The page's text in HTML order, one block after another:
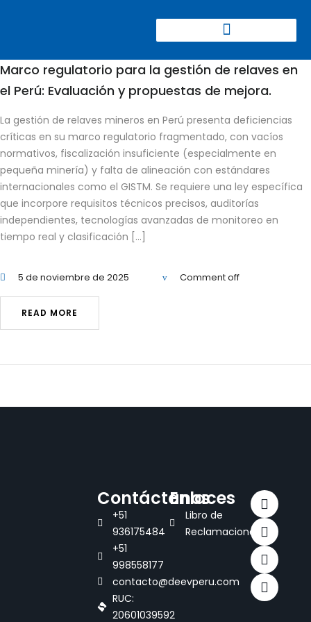
Marco regulatorio para la gestión de relaves en
el Perú: Evaluación y propuestas de mejora.
La gestión de relaves mineros en Perú presenta deficiencias
críticas en su marco regulatorio fragmentado, con vacíos
normativos, fiscalización insuficiente (especialmente en
pequeña minería) y falta de alineación con estándares
internacionales como el GISTM. Se requiere una ley específica
que incorpore requisitos técnicos precisos, auditorías
independientes, tecnologías avanzadas de monitoreo en
tiempo real y clasificación […]
5 de noviembre de 2025 Comment off
READ MORE
Contáctanos
+51
936175484
+51
998558177
contacto@deevperu.com
RUC:
20601039592
Enlaces
Libro de
Reclamaciones